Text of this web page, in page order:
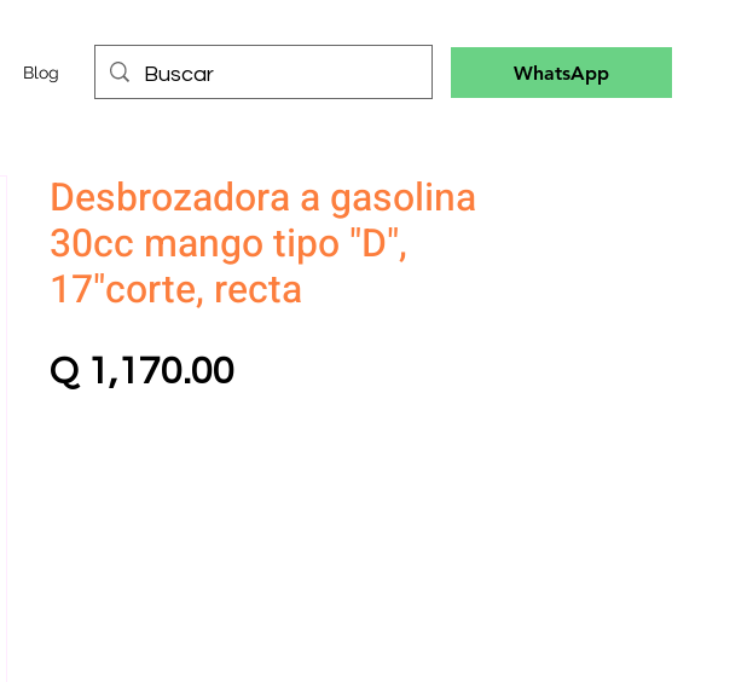
Blog WhatsApp
Desbrozadora a gasolina
30cc mango tipo "D",
17"corte, recta
Q 1,170.00Precio